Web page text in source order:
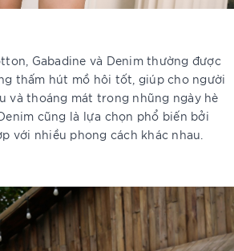
Gabadine và Denim thường được
thấm hút mồ hôi tốt, giúp cho người
và thoáng mát trong nhũng ngày hè
cũng là lựa chọn phổ biến bởi
với nhiều phong cách khác nhau.